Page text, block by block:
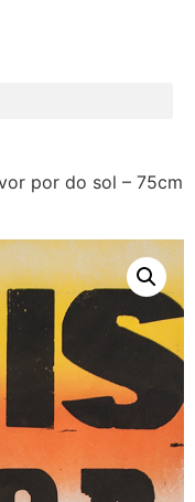
por do sol – 75cm